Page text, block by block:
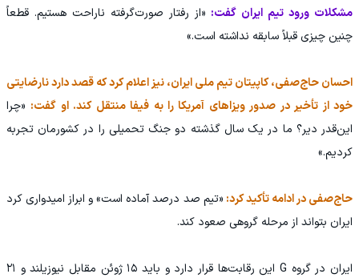
مشکلات ورود تیم ایران گفت: «از رفتار صورت‌گرفته ناراحت هستیم. قطعاً
چنین چیزی قبلاً سابقه نداشته است.»
احسان حاج‌صفی، کاپیتان تیم ملی ایران، نیز اعلام کرد که قصد دارد نارضایتی
خود از تأخیر در صدور ویزاهای آمریکا را به فیفا منتقل کند. او گفت: «چرا
این‌قدر دیر؟ ما در یک سال گذشته دو جنگ تحمیلی را در کشورمان تجربه
کردیم.»
حاج‌صفی در ادامه تأکید کرد: «تیم صد درصد آماده است» و ابراز امیدواری کرد
ایران بتواند از مرحله گروهی صعود کند.
ایران در گروه G این رقابت‌ها قرار دارد و باید ۱۵ ژوئن مقابل نیوزیلند و ۲۱